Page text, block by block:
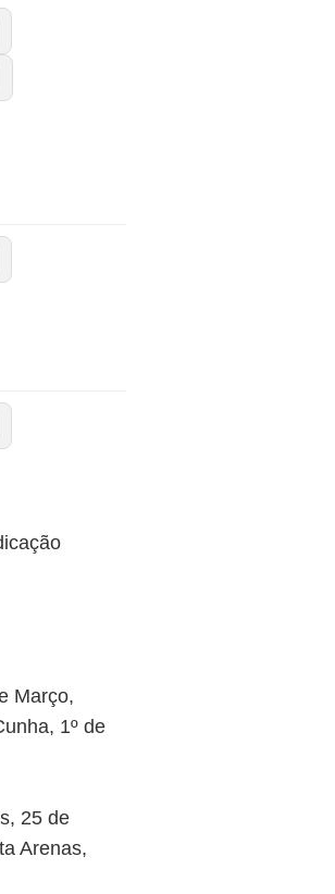
Março,
1º de
25 de
Arenas,